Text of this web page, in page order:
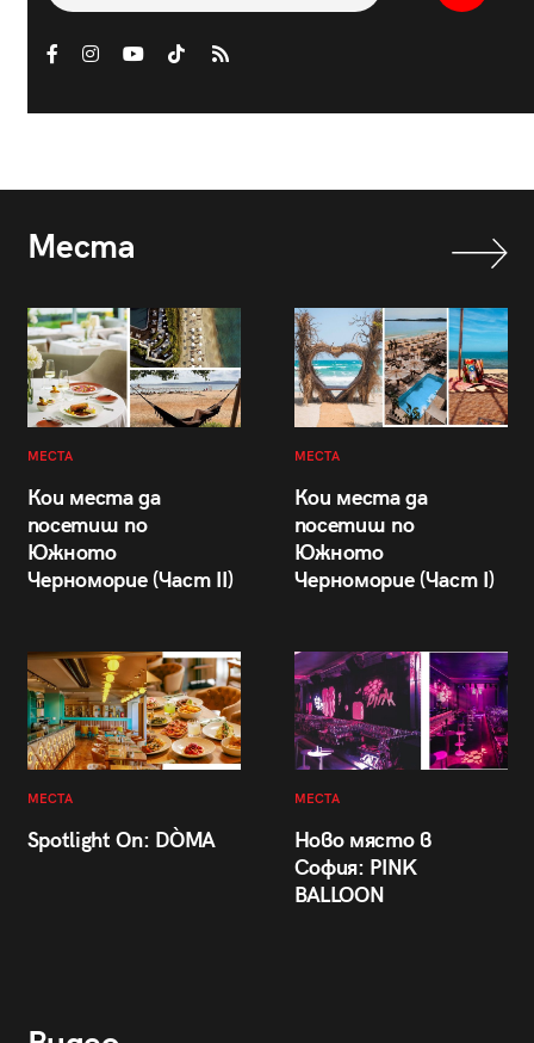
Места
МЕСТА
Кои места да
посетиш по
Южното
Черноморие (Част II)
МЕСТА
Кои места да
посетиш по
Южното
Черноморие (Част I)
МЕСТА
Spotlight On: DÒMA
МЕСТА
Ново място в
София: PINK
BALLOON